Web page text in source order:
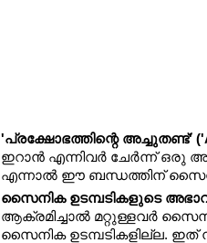
'പ്രക്ഷോഭത്തിന്റെ അച്ചുതണ്ട്'
ഇറാൻ എന്നിവർ ചേർന്ന് ഒരു
എന്നാൽ ഈ ബന്ധത്തിന്
സൈനിക ഉടമ്പടികളുടെ അഭാവം
ആക്രമിച്ചാൽ മറ്റുള്ളവർ
സൈനിക ഉടമ്പടികളില്ല.